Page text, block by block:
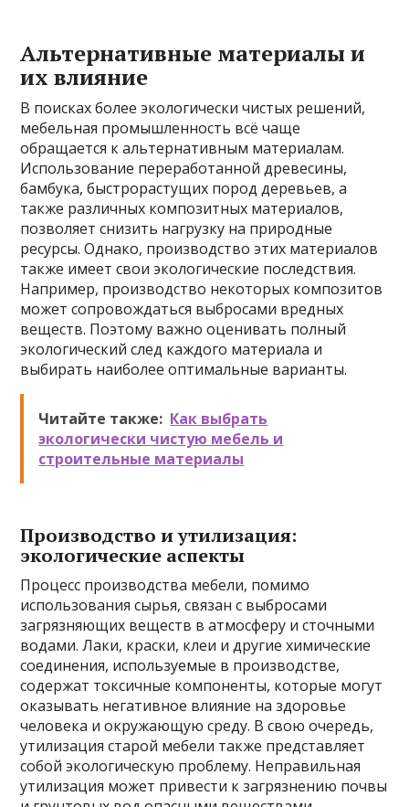
Альтернативные материалы и
их влияние
В поисках более экологически чистых решений,
мебельная промышленность всё чаще
обращается к альтернативным материалам.
Использование переработанной древесины,
бамбука, быстрорастущих пород деревьев, а
также различных композитных материалов,
позволяет снизить нагрузку на природные
ресурсы. Однако, производство этих материалов
также имеет свои экологические последствия.
Например, производство некоторых композитов
может сопровождаться выбросами вредных
веществ. Поэтому важно оценивать полный
экологический след каждого материала и
выбирать наиболее оптимальные варианты.
Читайте также: Как выбрать
экологически чистую мебель и
строительные материалы
Производство и утилизация:
экологические аспекты
Процесс производства мебели, помимо
использования сырья, связан с выбросами
загрязняющих веществ в атмосферу и сточными
водами. Лаки, краски, клеи и другие химические
соединения, используемые в производстве,
содержат токсичные компоненты, которые могут
оказывать негативное влияние на здоровье
человека и окружающую среду. В свою очередь,
утилизация старой мебели также представляет
собой экологическую проблему. Неправильная
утилизация может привести к загрязнению почвы